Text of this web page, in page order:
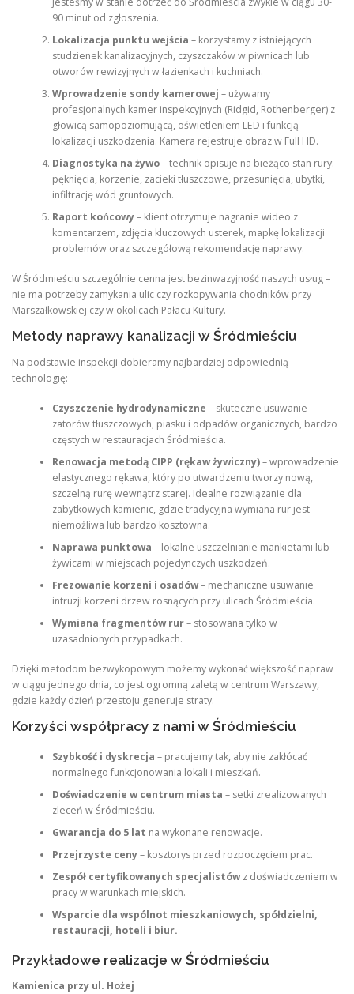
90 minut od zgłoszenia.
Lokalizacja punktu wejścia – korzystamy z istniejących
studzienek kanalizacyjnych, czyszczaków w piwnicach lub
otworów rewizyjnych w łazienkach i kuchniach.
Wprowadzenie sondy kamerowej – używamy
profesjonalnych kamer inspekcyjnych (Ridgid, Rothenberger) z
głowicą samopoziomującą, oświetleniem LED i funkcją
lokalizacji uszkodzenia. Kamera rejestruje obraz w Full HD.
Diagnostyka na żywo– technik opisuje na bieżąco stan rury:
pęknięcia, korzenie, zacieki tłuszczowe, przesunięcia, ubytki,
infiltrację wód gruntowych.
Raport końcowy– klient otrzymuje nagranie wideo z
komentarzem, zdjęcia kluczowych usterek, mapkę lokalizacji
problemów oraz szczegółową rekomendację naprawy.
W Śródmieściu szczególnie cenna jest bezinwazyjność naszych usług –
nie ma potrzeby zamykania ulic czy rozkopywania chodników przy
Marszałkowskiej czy w okolicach Pałacu Kultury.
Metody naprawy kanalizacji w Śródmieściu
Na podstawie inspekcji dobieramy najbardziej odpowiednią
technologię:
Czyszczenie hydrodynamiczne – skuteczne usuwanie
zatorów tłuszczowych, piasku i odpadów organicznych, bardzo
częstych w restauracjach Śródmieścia.
Renowacja metodą CIPP (rękaw żywiczny)– wprowadzenie
elastycznego rękawa, który po utwardzeniu tworzy nową,
szczelną rurę wewnątrz starej. Idealne rozwiązanie dla
zabytkowych kamienic, gdzie tradycyjna wymiana rur jest
niemożliwa lub bardzo kosztowna.
Naprawa punktowa – lokalne uszczelnianie mankietami lub
żywicami w miejscach pojedynczych uszkodzeń.
Frezowanie korzeni i osadów– mechaniczne usuwanie
intruzji korzeni drzew rosnących przy ulicach Śródmieścia.
Wymiana fragmentów rur– stosowana tylko w
uzasadnionych przypadkach.
Dzięki metodom bezwykopowym możemy wykonać większość napraw
w ciągu jednego dnia, co jest ogromną zaletą w centrum Warszawy,
gdzie każdy dzień przestoju generuje straty.
Korzyści współpracy z nami w Śródmieściu
Szybkość i dyskrecja – pracujemy tak, aby nie zakłócać
normalnego funkcjonowania lokali i mieszkań.
Doświadczenie w centrum miasta – setki zrealizowanych
zleceń w Śródmieściu.
Gwarancja do 5 lat na wykonane renowacje.
Przejrzyste ceny– kosztorys przed rozpoczęciem prac.
Zespół certyfikowanych specjalistówz doświadczeniem w
pracy w warunkach miejskich.
Wsparcie dla wspólnot mieszkaniowych, spółdzielni,
restauracji, hoteli i biur.
Przykładowe realizacje w Śródmieściu
Kamienica przy ul. Hożej